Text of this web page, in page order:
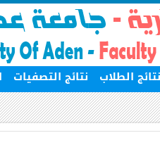
الطلاب نتائج التصفيات